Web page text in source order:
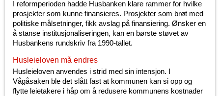
I reformperioden hadde Husbanken klare rammer for hvilke
prosjekter som kunne finansieres. Prosjekter som brøt med
politiske målsetninger, fikk avslag på finansiering. Ønsker en
å stanse institusjonaliseringen, kan en børste støvet av
Husbankens rundskriv fra 1990-tallet.
Husleieloven må endres
Husleieloven anvendes i strid med sin intensjon. I
Vågåsaken ble det slått fast at kommunen kan si opp og
flytte leietakere i håp om å redusere kommunens kostnader